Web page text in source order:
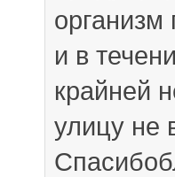
организм
и в
крайней
улицу не